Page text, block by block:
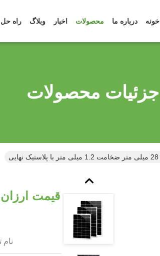
خونه درباره ما محصولات اخبار وبلاگ راه حل
جزئیات محصولات
نام